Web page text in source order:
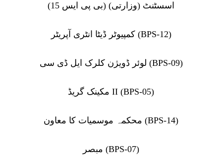
اسسٹنٹ (وزارتی) (بی پی ایس 15)
کمپیوٹر ڈیٹا انٹری آپریٹر (BPS-12)
لوئر ڈویژن کلرک ایل ڈی سی (BPS-09)
مکینک گریڈ II (BPS-05)
محکمہ موسمیات کا معاون (BPS-14)
مبصر (BPS-07)